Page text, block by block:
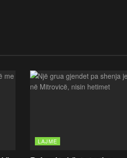
LAJME